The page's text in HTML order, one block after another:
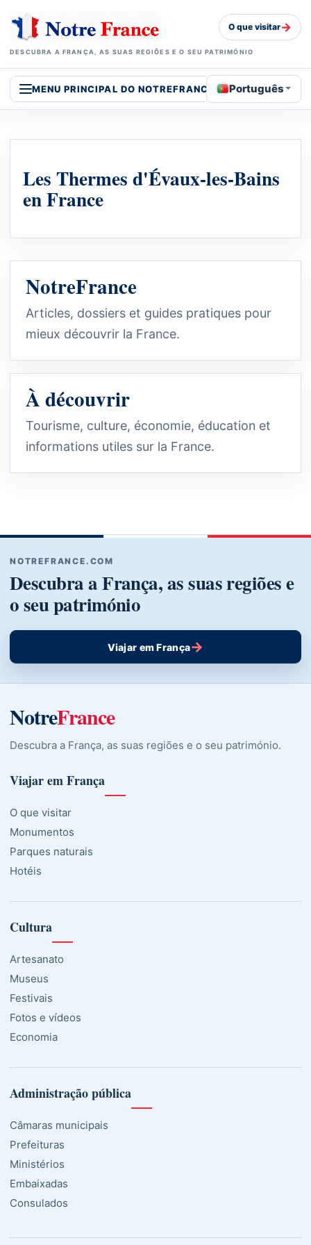
DESCUBRA A FRANÇA, AS SUAS REGIÕES E O SEU PATRIMÓNIO
O que visitar→
MENU PRINCIPAL DO NOTREFRANCE Português
Les Thermes d'Évaux-les-Bains
en France
NotreFrance
Articles, dossiers et guides pratiques pour
mieux découvrir la France.
À découvrir
Tourisme, culture, économie, éducation et
informations utiles sur la France.
NOTREFRANCE.COM
Descubra a França, as suas regiões e
o seu património
Viajar em França→
NotreFrance
Descubra a França, as suas regiões e o seu património.
Viajar em França
O que visitar
Monumentos
Parques naturais
Hotéis
Cultura
Artesanato
Museus
Festivais
Fotos e vídeos
Economia
Administração pública
Câmaras municipais
Prefeituras
Ministérios
Embaixadas
Consulados